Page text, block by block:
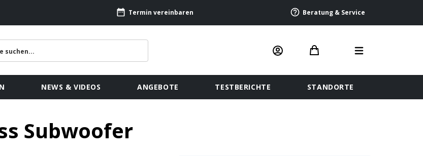
Termin vereinbaren Beratung & Service
NEWS & VIDEOS ANGEBOTE TESTBERICHTE STANDORTE
Subwoofer